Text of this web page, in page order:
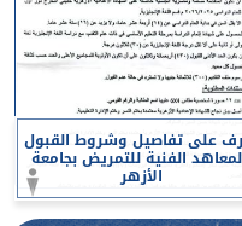
على تفاصيل وشروط القبول
الفنية للتمريض بجامعة
الأزهر